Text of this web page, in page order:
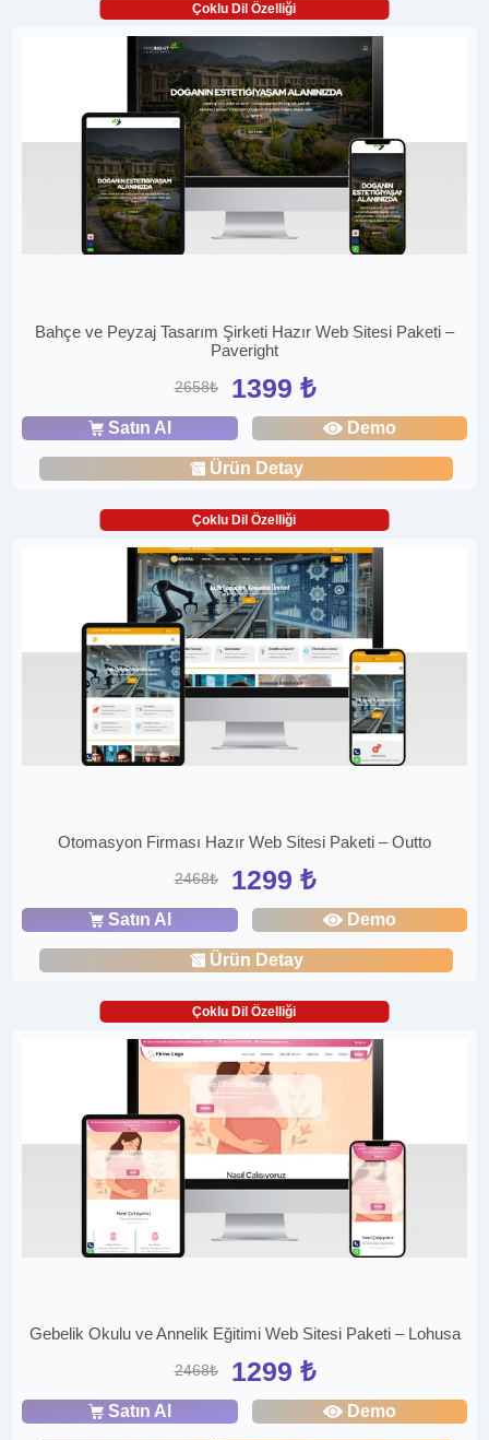
Çoklu Dil Özelliği
Bahçe ve Peyzaj Tasarım Şirketi Hazır Web Sitesi Paketi –
Paveright
2658₺ 1399 ₺
Satın Al Demo
Ürün Detay
Çoklu Dil Özelliği
Otomasyon Firması Hazır Web Sitesi Paketi – Outto
2468₺ 1299 ₺
Satın Al Demo
Ürün Detay
Çoklu Dil Özelliği
Gebelik Okulu ve Annelik Eğitimi Web Sitesi Paketi – Lohusa
2468₺ 1299 ₺
Satın Al Demo